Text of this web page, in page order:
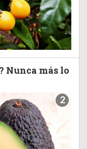
Nunca más lo
2